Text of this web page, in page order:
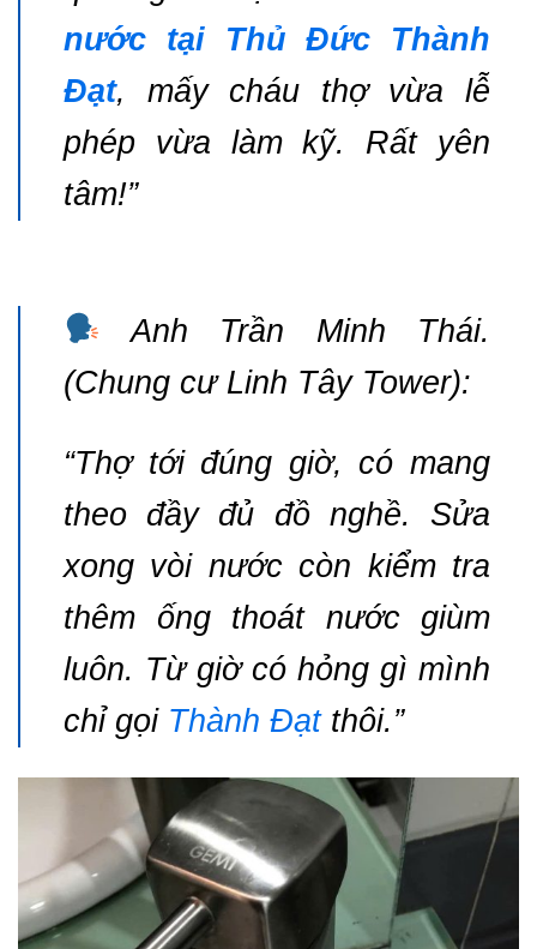
nước tại Thủ Đức Thành
Đạt, mấy cháu thợ vừa lễ
phép vừa làm kỹ. Rất yên
tâm!”
Anh Trần Minh Thái.
(Chung cư Linh Tây Tower):
“Thợ tới đúng giờ, có mang
theo đầy đủ đồ nghề. Sửa
xong vòi nước còn kiểm tra
thêm ống thoát nước giùm
luôn. Từ giờ có hỏng gì mình
chỉ gọiThành Đạtthôi.”